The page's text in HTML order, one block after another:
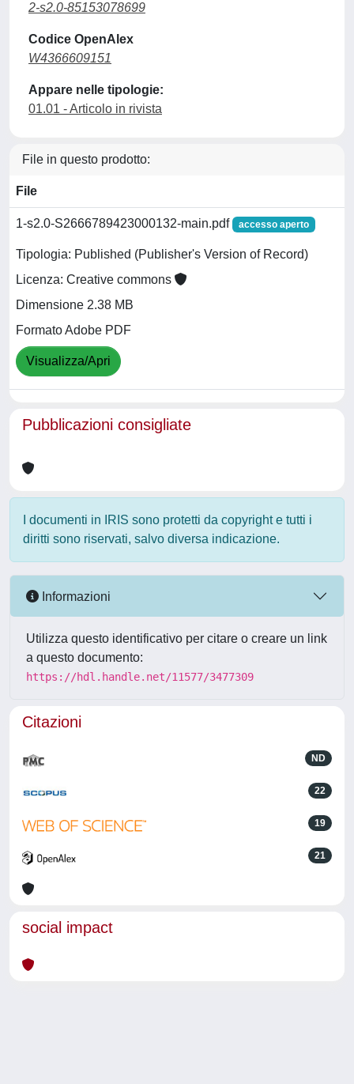
2-s2.0-85153078699
Codice OpenAlex
W4366609151
Appare nelle tipologie:
01.01 - Articolo in rivista
File in questo prodotto:
File
1-s2.0-S2666789423000132-main.pdf accesso aperto
Tipologia: Published (Publisher's Version of Record)
Licenza: Creative commons
Dimensione 2.38 MB
Formato Adobe PDF
Visualizza/Apri
Pubblicazioni consigliate
I documenti in IRIS sono protetti da copyright e tutti i
diritti sono riservati, salvo diversa indicazione.
Informazioni
Utilizza questo identificativo per citare o creare un link
a questo documento:
https://hdl.handle.net/11577/3477309
Citazioni
ND
22
19
21
social impact